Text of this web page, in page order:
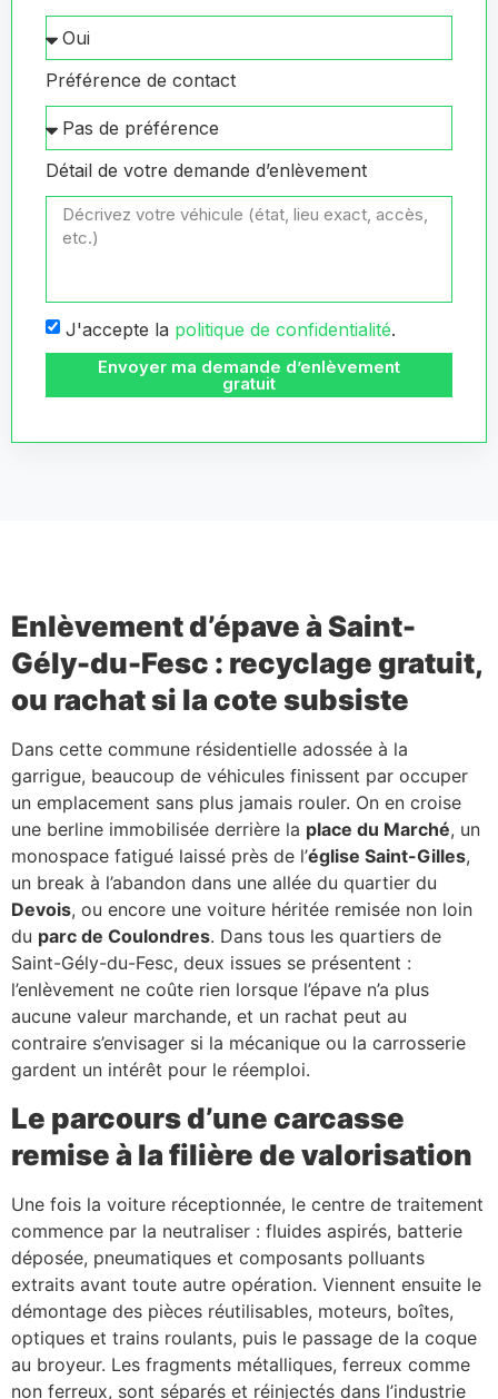
Préférence de contact
Détail de votre demande d’enlèvement
J'accepte la politique de confidentialité.
Envoyer ma demande d’enlèvement
gratuit
Enlèvement d’épave à Saint-
Gély-du-Fesc : recyclage gratuit,
ou rachat si la cote subsiste
Dans cette commune résidentielle adossée à la
garrigue, beaucoup de véhicules finissent par occuper
un emplacement sans plus jamais rouler. On en croise
une berline immobilisée derrière la place du Marché, un
monospace fatigué laissé près de l’église Saint-Gilles,
un break à l’abandon dans une allée du quartier du
Devois, ou encore une voiture héritée remisée non loin
du parc de Coulondres. Dans tous les quartiers de
Saint-Gély-du-Fesc, deux issues se présentent :
l’enlèvement ne coûte rien lorsque l’épave n’a plus
aucune valeur marchande, et un rachat peut au
contraire s’envisager si la mécanique ou la carrosserie
gardent un intérêt pour le réemploi.
Le parcours d’une carcasse
remise à la filière de valorisation
Une fois la voiture réceptionnée, le centre de traitement
commence par la neutraliser : fluides aspirés, batterie
déposée, pneumatiques et composants polluants
extraits avant toute autre opération. Viennent ensuite le
démontage des pièces réutilisables, moteurs, boîtes,
optiques et trains roulants, puis le passage de la coque
au broyeur. Les fragments métalliques, ferreux comme
non ferreux, sont séparés et réinjectés dans l’industrie